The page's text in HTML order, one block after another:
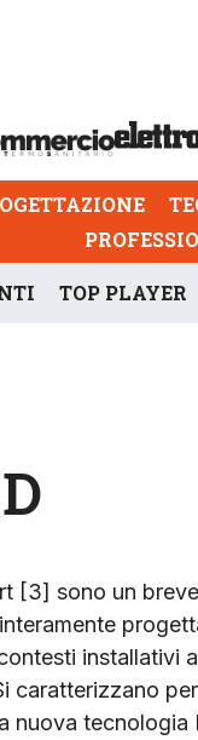
TOP PLAYER
[3] sono un
installativi
caratterizzano
nuova tecnologia